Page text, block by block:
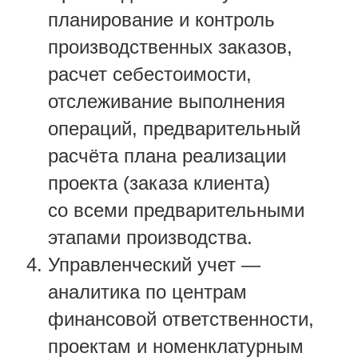
планирование и контроль
производственных заказов,
расчет себестоимости,
отслеживание выполнения
операций, предварительный
расчёта плана реализации
проекта (заказа клиента)
со всеми предварительными
этапами производства.
Управленческий учет —
аналитика по центрам
финансовой ответственности,
проектам и номенклатурным